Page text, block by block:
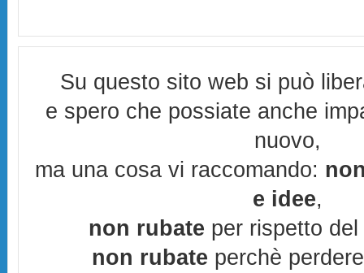
Su questo sito web si può
e spero che possiate anche
nuovo,
ma una cosa vi raccomando:
e idee,
non rubate per rispetto
non rubate perchè